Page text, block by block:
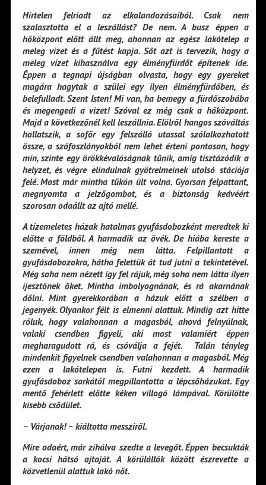
Hirtelen felriadt az elkalandozásaiból. Csak nem
szalasztotta el a leszállást? De nem. A busz éppen a
hőközpont előtt állt meg, ahonnan az egész lakótelep a
meleg vizet és a fűtést kapja. Sőt azt is tervezik, hogy a
meleg vizet kihasználva egy élményfürdőt építenek ide.
Éppen a tegnapi újságban olvasta, hogy egy gyereket
magára hagytak a szülei egy ilyen élményfürdőben, és
belefulladt. Szent Isten! Mi van, ha bemegy a fürdőszobába
és megengedi a vizet! Szóval ez még csak a hőközpont.
Majd a következőnél kell leszállnia. Elölről hangos szóváltás
hallatszik, a sofőr egy felszálló utassal szólalkozhatott
össze, a szófoszlányokból nem lehet érteni pontosan, hogy
min, szinte egy örökkévalóságnak tűnik, amíg tisztázódik a
helyzet, és végre elindulnak gyötrelmeinek utolsó stációja
felé. Most már mintha tűkön ült volna. Gyorsan felpattant,
megnyomta a jelzőgombot, és a biztonság kedvéért
szorosan odaállt az ajtó mellé.
A tízemeletes házak hatalmas gyufásdobozként meredtek ki
előtte a földből. A harmadik az övék. De hiába kereste a
szemével, innen még nem látta. Felpillantott a
gyufásdobozokra, hátha felettük át tud jutni a tekintetével.
Még soha nem nézett így fel rájuk, még soha nem látta ilyen
ijesztőnek őket. Mintha imbolyognának, és rá akarnának
dőlni. Mint gyerekkorában a házuk előtt a szélben a
jegenyék. Olyankor félt is elmenni alattuk. Mindig azt hitte
róluk, hogy valahonnan a magasból, ahová felnyúlnak,
valaki csendben figyeli, aki most valamiért éppen
megharagudott rá, és csóválja a fejét. Talán tényleg
mindenkit figyelnek csendben valahonnan a magasból. Még
ezen a lakótelepen is. Futni kezdett. A harmadik
gyufásdoboz sarkától megpillantotta a lépcsőházukat. Egy
mentő fehérlett előtte kéken villogó lámpával. Körülötte
kisebb csődület.
– Várjanak! – kiáltotta messziről.
Mire odaért, már zihálva szedte a levegőt. Éppen becsukták
a kocsi hátsó ajtaját. A körülállók között észrevette a
közvetlenül alattuk lakó nőt.